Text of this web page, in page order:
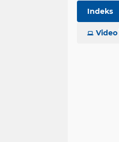
Indeks
Ekbis
Video